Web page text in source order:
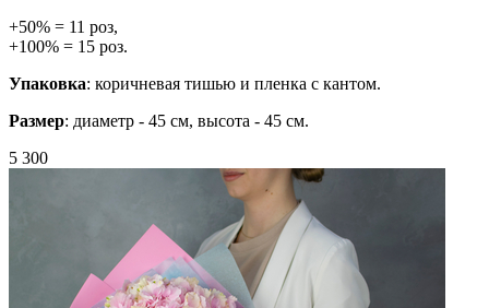
+50% = 11 роз,
+100% = 15 роз.
Упаковка: коричневая тишью и пленка с кантом.
Размер: диаметр - 45 см, высота - 45 см.
5 300